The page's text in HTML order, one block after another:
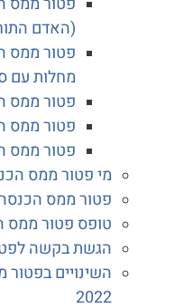
(האדם התורם)
פטור ממס
מחלות עם סך נכות של
פטור ממס הכנסה
פטור ממס הכנסה
פטור ממס הכנסה
מי פטור ממס הכנסה
פטור ממס הכנסה
טופס פטור ממס הכנסה
הגשת בקשה לפטור
השינויים בפטור ממס